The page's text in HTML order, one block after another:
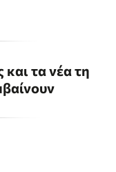
και τα νέα τη